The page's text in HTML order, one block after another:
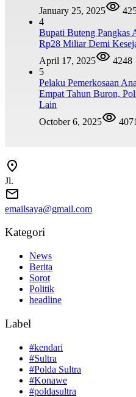
January 25, 2025
4
Bupati Buteng Pangkas
Rp28 Miliar Demi
April 17, 2025
4248
5
Pelaku Pemerkosaan
Empat Tahun Buron,
Lain
October 6, 2025
4071
Jl.
emailsaya@gmail.com
Kategori
News
Berita
Sorot
Politik
headline
Label
#kendari
#Sultra
#Polda Sultra
#Konawe
#poldasultra